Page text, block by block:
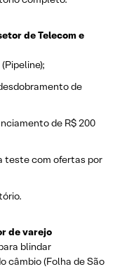
de Telecom e
de
de R$ 200
teste com ofertas por
de varejo
blindar
câmbio (Folha de São